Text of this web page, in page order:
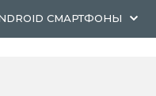
СМАРТФОНЫ